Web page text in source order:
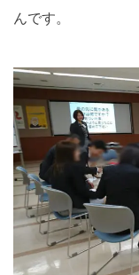
んです。